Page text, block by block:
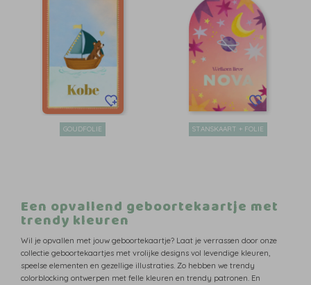
GOUDFOLIE STANSKAART + FOLIE
Een opvallend geboortekaartje met
trendy kleuren
Wil je opvallen met jouw geboortekaartje? Laat je verrassen door onze
collectie geboortekaartjes met vrolijke designs vol levendige kleuren,
speelse elementen en gezellige illustraties. Zo hebben we trendy
colorblocking ontwerpen met felle kleuren en trendy patronen. En